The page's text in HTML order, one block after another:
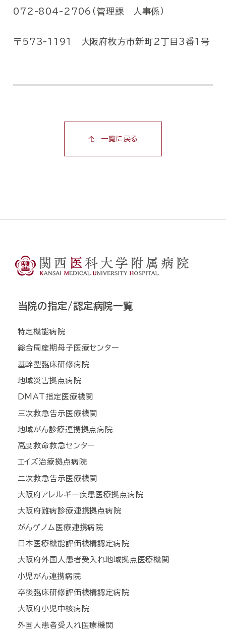
072-804-2706（管理課 人事係）
〒573-1191 大阪府枚方市新町2丁目3番1号
一覧に戻る
当院の指定/認定病院一覧
特定機能病院
総合周産期母子医療センター
基幹型臨床研修病院
地域災害拠点病院
DMAT指定医療機関
三次救急告示医療機関
地域がん診療連携拠点病院
高度救命救急センター
エイズ治療拠点病院
二次救急告示医療機関
大阪府アレルギー疾患医療拠点病院
大阪府難病診療連携拠点病院
がんゲノム医療連携病院
日本医療機能評価機構認定病院
大阪府外国人患者受入れ地域拠点医療機関
小児がん連携病院
卒後臨床研修評価機構認定病院
大阪府小児中核病院
外国人患者受入れ医療機関